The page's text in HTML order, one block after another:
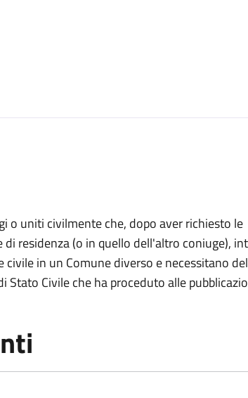
o uniti civilmente che, dopo aver richiesto le
residenza (o in quello dell'altro coniuge),
in un Comune diverso e necessitano
Stato Civile che ha proceduto alle